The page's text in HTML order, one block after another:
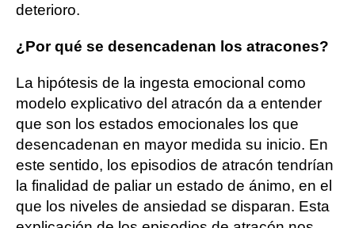
deterioro.
¿Por qué se desencadenan los atracones?
La hipótesis de la ingesta emocional como
modelo explicativo del atracón da a entender
que son los estados emocionales los que
desencadenan en mayor medida su inicio. En
este sentido, los episodios de atracón tendrían
la finalidad de paliar un estado de ánimo, en el
que los niveles de ansiedad se disparan. Esta